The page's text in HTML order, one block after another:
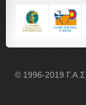
© 1996-2019